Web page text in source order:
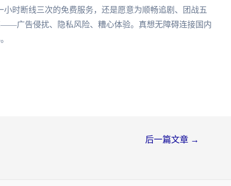
时断线三次的免费服务，还是愿意为顺畅追剧、团战五
广告侵扰、隐私风险、糟心体验。真想无障碍连接国内
后一篇文章 →